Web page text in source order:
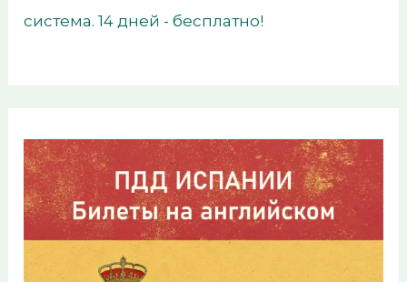
система. 14 дней - бесплатно!